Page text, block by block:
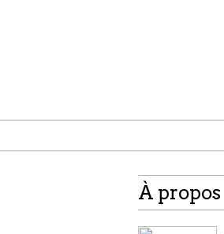
À propos